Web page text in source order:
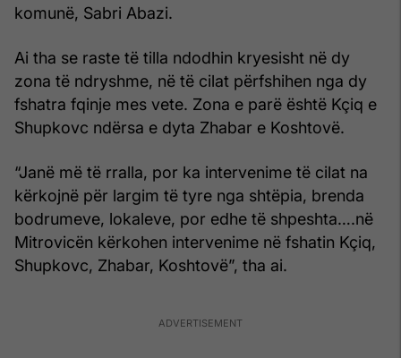
komunë, Sabri Abazi.
Ai tha se raste të tilla ndodhin kryesisht në dy
zona të ndryshme, në të cilat përfshihen nga dy
fshatra fqinje mes vete. Zona e parë është Kçiq e
Shupkovc ndërsa e dyta Zhabar e Koshtovë.
“Janë më të rralla, por ka intervenime të cilat na
kërkojnë për largim të tyre nga shtëpia, brenda
bodrumeve, lokaleve, por edhe të shpeshta….në
Mitrovicën kërkohen intervenime në fshatin Kçiq,
Shupkovc, Zhabar, Koshtovë”, tha ai.